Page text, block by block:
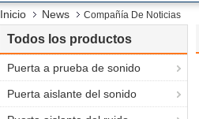
Inicio News Compañía De Noticias
Todos los productos
Puerta a prueba de sonido
Puerta aislante del sonido